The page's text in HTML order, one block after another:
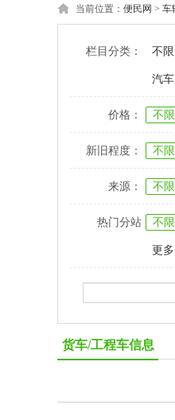
当前位置： 便民网 > 车
栏目分类： 不限
汽
价格： 不限
新旧程度： 不限
来源： 不限
热门分站 不限
更
货车/工程车信息